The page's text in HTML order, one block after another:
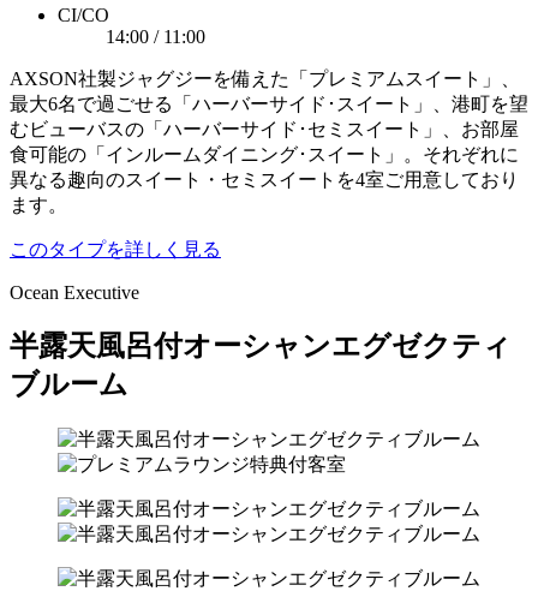
CI/CO
14:00 / 11:00
AXSON社製ジャグジーを備えた「プレミアムスイート」、
最大6名で過ごせる「ハーバーサイド･スイート」、港町を望
むビューバスの「ハーバーサイド･セミスイート」、お部屋
食可能の「インルームダイニング･スイート」。それぞれに
異なる趣向のスイート・セミスイートを4室ご用意しており
ます。
このタイプを詳しく見る
Ocean Executive
半露天風呂付オーシャンエグゼクティ
ブルーム